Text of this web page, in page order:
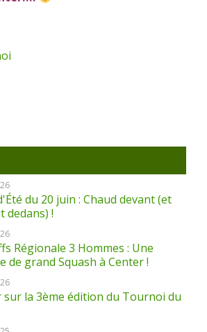
du 20 juin : Chaud devant (et
dedans) !
Régionale 3 Hommes : Une
de grand Squash à Center !
sur la 3ème édition du Tournoi du